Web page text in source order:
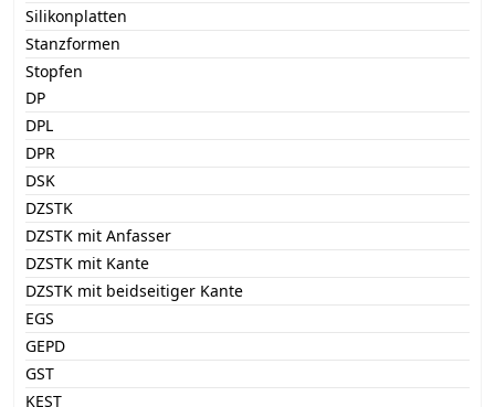
Silikonplatten
Stanzformen
Stopfen
DP
DPL
DPR
DSK
DZSTK
DZSTK mit Anfasser
DZSTK mit Kante
DZSTK mit beidseitiger Kante
EGS
GEPD
GST
KEST